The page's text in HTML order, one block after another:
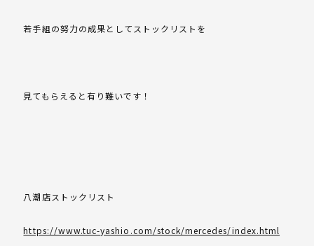
若手組の努力の成果としてストックリストを
見てもらえると有り難いです！
八潮店ストックリスト
https://www.tuc-yashio.com/stock/mercedes/index.html